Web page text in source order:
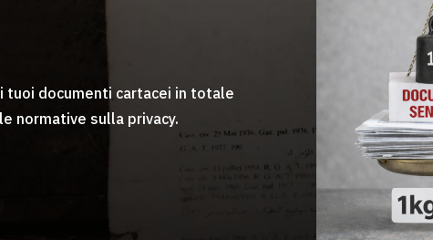
tuoi documenti cartacei in totale
normative sulla privacy.